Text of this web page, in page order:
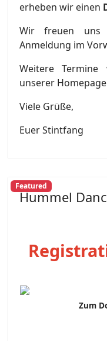
erheben wir einen
Wir freuen
Anmeldung im
Weitere
unserer
Viele Grüße,
Euer Stintfang
Featured
Hummel
Zum